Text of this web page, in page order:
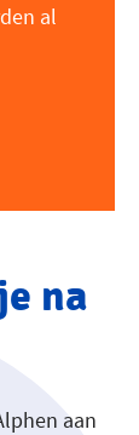
al
na
aan